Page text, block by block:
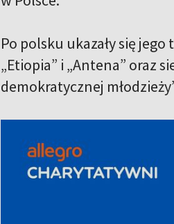
Po polsku ukazały się
„Etiopia” i „Antena” oraz
demokratycznej